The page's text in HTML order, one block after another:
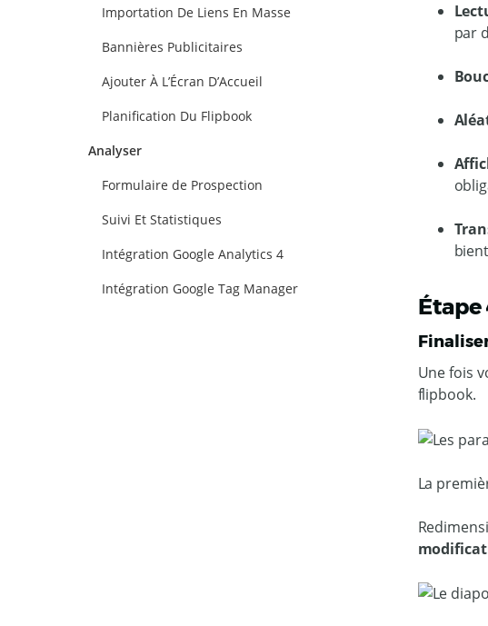
Importation De Liens En Masse
Bannières Publicitaires
Ajouter À L’Écran D’Accueil
Planification Du Flipbook
Analyser
Formulaire de Prospection
Suivi Et Statistiques
Intégration Google Analytics 4
Intégration Google Tag Manager
par
Étape
Une fois
flipbook.
La